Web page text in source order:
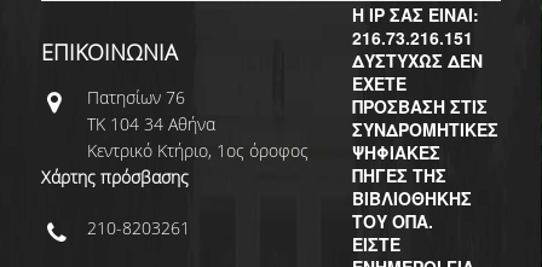
Η IP ΣΑΣ ΕΙΝΑΙ:
216.73.216.151
ΔΥΣΤΥΧΩΣ ΔΕΝ
ΕΧΕΤΕ
ΠΡΟΣΒΑΣΗ ΣΤΙΣ
ΣΥΝΔΡΟΜΗΤΙΚΕΣ
ΨΗΦΙΑΚΕΣ
ΠΗΓΕΣ ΤΗΣ
ΒΙΒΛΙΟΘΗΚΗΣ
ΤΟΥ ΟΠΑ.
ΕΙΣΤΕ
ΕΠΙΚΟΙΝΩΝΙΑ
Πατησίων 76
ΤΚ 104 34 Αθήνα
Κεντρικό Κτήριο, 1ος όροφος
Χάρτης πρόσβασης
210-8203261